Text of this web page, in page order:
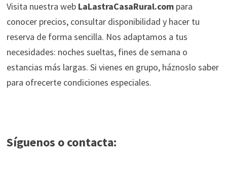
Visita nuestra web LaLastraCasaRural.compara
conocer precios, consultar disponibilidad y hacer tu
reserva de forma sencilla. Nos adaptamos a tus
necesidades: noches sueltas, fines de semana o
estancias más largas. Si vienes en grupo, háznoslo saber
para ofrecerte condiciones especiales.
Síguenos o contacta: